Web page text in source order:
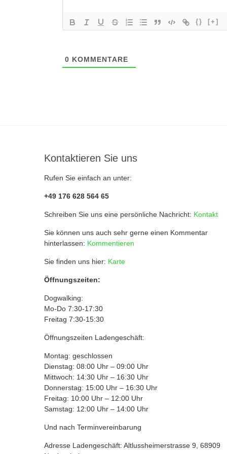
{} [+]
0 KOMMENTARE
Kontaktieren Sie uns
Rufen Sie einfach an unter:
+49 176 628 564 65
Schreiben Sie uns eine persönliche Nachricht: Kontakt
Sie können uns auch sehr gerne einen Kommentar
hinterlassen: Kommentieren
Sie finden uns hier: Karte
Öffnungszeiten:
Dogwalking:
Mo-Do 7:30-17:30
Freitag 7:30-15:30
Öffnungszeiten Ladengeschäft:
Montag: geschlossen
Dienstag: 08:00 Uhr – 09:00 Uhr
Mittwoch: 14:30 Uhr – 16:30 Uhr
Donnerstag: 15:00 Uhr – 16:30 Uhr
Freitag: 10:00 Uhr – 12:00 Uhr
Samstag: 12:00 Uhr – 14:00 Uhr
Und nach Terminvereinbarung
Adresse Ladengeschäft: Altlussheimerstrasse 9, 68909